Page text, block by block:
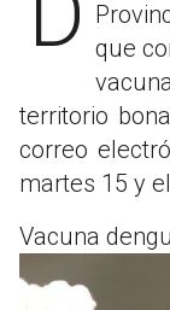
que
territorio
correo
martes 15 y
Vacuna